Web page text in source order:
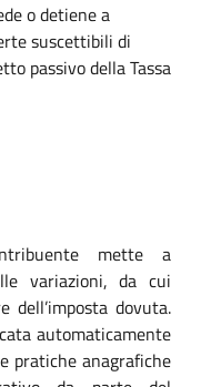
o detiene a
suscettibili di
passivo della Tassa
mette a
variazioni, da cui
dell’imposta dovuta.
automaticamente
pratiche anagrafiche